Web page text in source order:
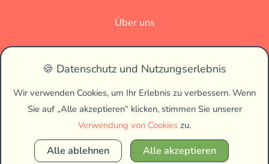
🍪 Datenschutz und Nutzungserlebnis
Wir verwenden Cookies, um Ihr Erlebnis zu verbessern. Wenn
Sie auf „Alle akzeptieren“ klicken, stimmen Sie unserer
Verwendung von Cookies zu.
Alle ablehnen Alle akzeptieren
Über uns
Copyright © 2026 Vegan Biss